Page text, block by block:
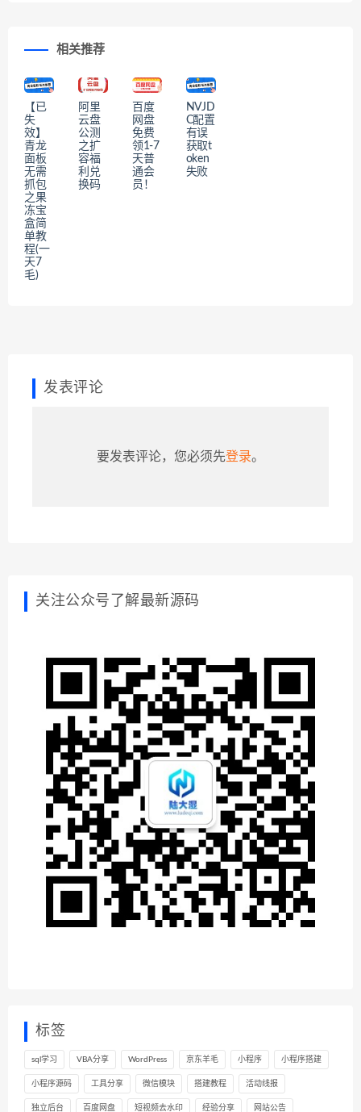
相关推荐
【已
失
效】
青龙
面板
无需
抓包
之果
冻宝
盒简
单教
程(一
天7
毛)
阿里
云盘
公测
之扩
容福
利兑
换码
百度
网盘
免费
领1-7
天普
通会
员！
NVJD
C配置
有误
获取t
oken
失败
发表评论
要发表评论，您必须先登录。
关注公众号了解最新源码
标签
sql学习 VBA分享 WordPress 京东羊毛 小程序 小程序搭建
小程序源码 工具分享 微信模块 搭建教程 活动线报
独立后台 百度网盘 短视频去水印 经验分享 网站公告